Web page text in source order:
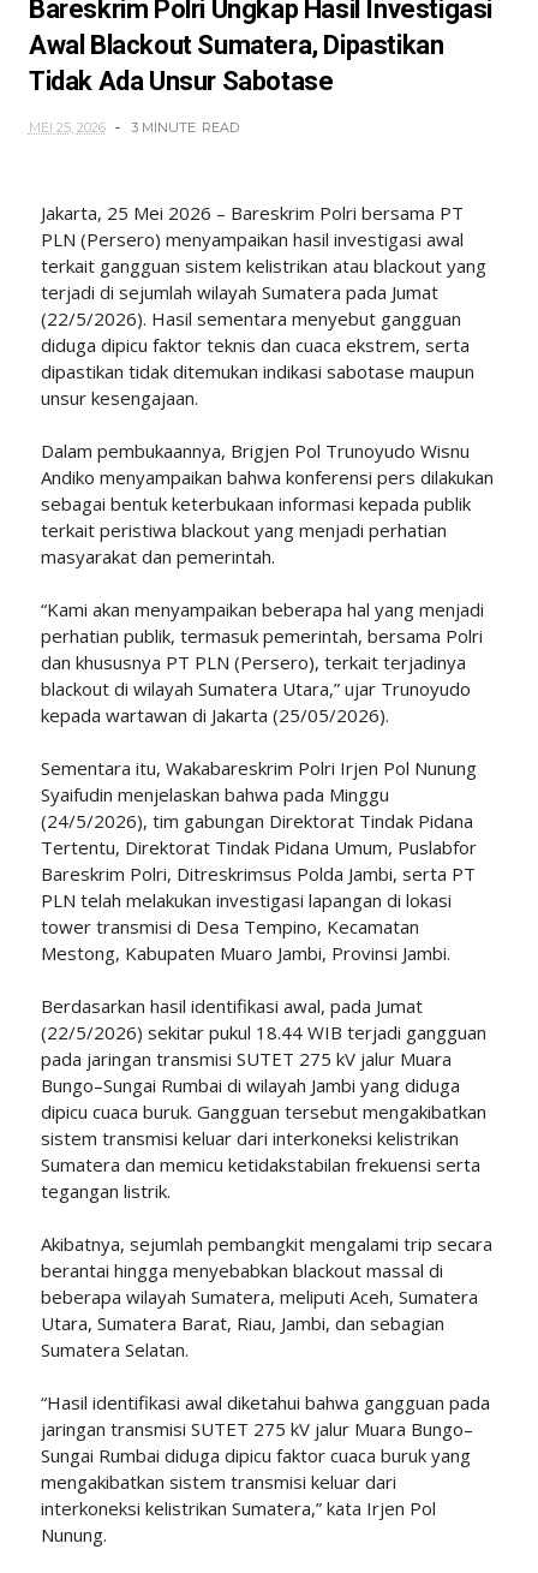
Bareskrim Polri Ungkap Hasil Investigasi
Awal Blackout Sumatera, Dipastikan
Tidak Ada Unsur Sabotase
MEI 25, 2026 3 MINUTE READ
Jakarta, 25 Mei 2026 – Bareskrim Polri bersama PT
PLN (Persero) menyampaikan hasil investigasi awal
terkait gangguan sistem kelistrikan atau blackout yang
terjadi di sejumlah wilayah Sumatera pada Jumat
(22/5/2026). Hasil sementara menyebut gangguan
diduga dipicu faktor teknis dan cuaca ekstrem, serta
dipastikan tidak ditemukan indikasi sabotase maupun
unsur kesengajaan.
Dalam pembukaannya, Brigjen Pol Trunoyudo Wisnu
Andiko menyampaikan bahwa konferensi pers dilakukan
sebagai bentuk keterbukaan informasi kepada publik
terkait peristiwa blackout yang menjadi perhatian
masyarakat dan pemerintah.
“Kami akan menyampaikan beberapa hal yang menjadi
perhatian publik, termasuk pemerintah, bersama Polri
dan khususnya PT PLN (Persero), terkait terjadinya
blackout di wilayah Sumatera Utara,” ujar Trunoyudo
kepada wartawan di Jakarta (25/05/2026).
Sementara itu, Wakabareskrim Polri Irjen Pol Nunung
Syaifudin menjelaskan bahwa pada Minggu
(24/5/2026), tim gabungan Direktorat Tindak Pidana
Tertentu, Direktorat Tindak Pidana Umum, Puslabfor
Bareskrim Polri, Ditreskrimsus Polda Jambi, serta PT
PLN telah melakukan investigasi lapangan di lokasi
tower transmisi di Desa Tempino, Kecamatan
Mestong, Kabupaten Muaro Jambi, Provinsi Jambi.
Berdasarkan hasil identifikasi awal, pada Jumat
(22/5/2026) sekitar pukul 18.44 WIB terjadi gangguan
pada jaringan transmisi SUTET 275 kV jalur Muara
Bungo–Sungai Rumbai di wilayah Jambi yang diduga
dipicu cuaca buruk. Gangguan tersebut mengakibatkan
sistem transmisi keluar dari interkoneksi kelistrikan
Sumatera dan memicu ketidakstabilan frekuensi serta
tegangan listrik.
Akibatnya, sejumlah pembangkit mengalami trip secara
berantai hingga menyebabkan blackout massal di
beberapa wilayah Sumatera, meliputi Aceh, Sumatera
Utara, Sumatera Barat, Riau, Jambi, dan sebagian
Sumatera Selatan.
“Hasil identifikasi awal diketahui bahwa gangguan pada
jaringan transmisi SUTET 275 kV jalur Muara Bungo–
Sungai Rumbai diduga dipicu faktor cuaca buruk yang
mengakibatkan sistem transmisi keluar dari
interkoneksi kelistrikan Sumatera,” kata Irjen Pol
Nunung.